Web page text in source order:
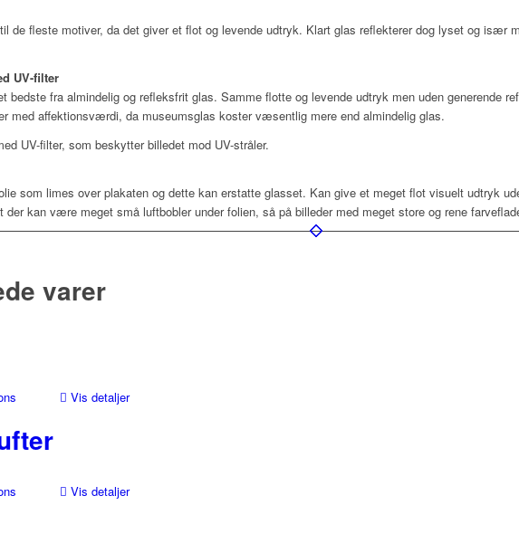
de fleste motiver, da det giver et flot og levende udtryk. Klart glas reflekterer dog lyset og især
UV-filter
bedste fra almindelig og refleksfrit glas. Samme flotte og levende udtryk men uden generende
med affektionsværdi, da museumsglas koster væsentlig mere end almindelig glas.
UV-filter, som beskytter billedet mod UV-stråler.
som limes over plakaten og dette kan erstatte glasset. Kan give et meget flot visuelt udtryk
kan være meget små luftbobler under folien, så på billeder med meget store og rene
varer
Vis detaljer
Vis detaljer